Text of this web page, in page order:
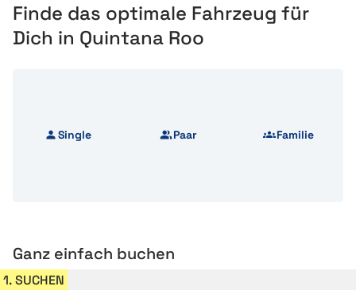
Finde das optimale Fahrzeug für
Dich in Quintana Roo
Single Paar Familie
Ganz einfach buchen
1. SUCHEN